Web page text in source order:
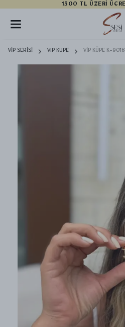
VİP SERİSİ VIP KUPE VİP KÜPE K-